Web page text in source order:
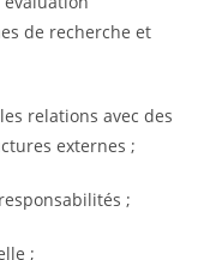
de recherche et
relations avec des
externes ;
;
;